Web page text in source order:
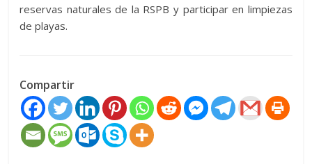
reservas naturales de la RSPB y participar en limpiezas
de playas.
Compartir